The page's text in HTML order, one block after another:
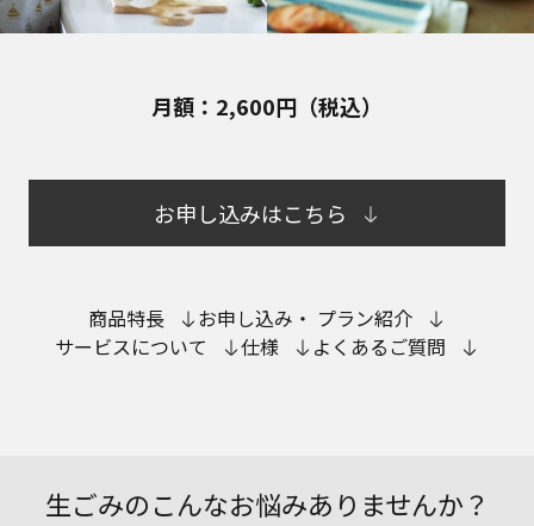
月額：2,600円（税込）
お申し込みはこちら
商品特長
お申し込み・ プラン紹介
サービスについて
仕様 よくあるご質問
生ごみのこんなお悩みありませんか？